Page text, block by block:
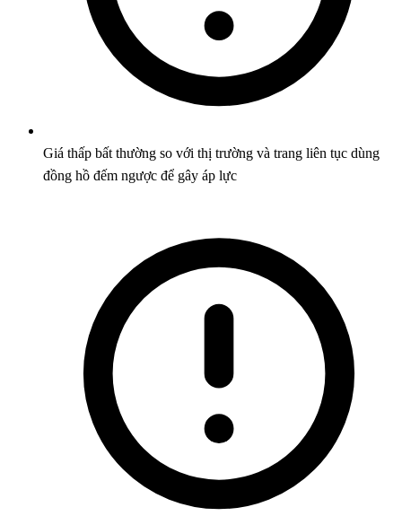
Giá thấp bất thường so với thị trường và trang liên tục dùng
đồng hồ đếm ngược để gây áp lực